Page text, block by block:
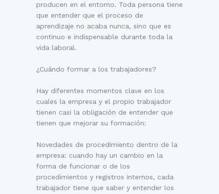
producen en el entorno. Toda persona tiene
que entender que el proceso de
aprendizaje no acaba nunca, sino que es
continuo e indispensable durante toda la
vida laboral.
¿Cuándo formar a los trabajadores?
Hay diferentes momentos clave en los
cuales la empresa y el propio trabajador
tienen casi la obligación de entender que
tienen que mejorar su formación:
Novedades de procedimiento dentro de la
empresa: cuando hay un cambio en la
forma de funcionar o de los
procedimientos y registros internos, cada
trabajador tiene que saber y entender los